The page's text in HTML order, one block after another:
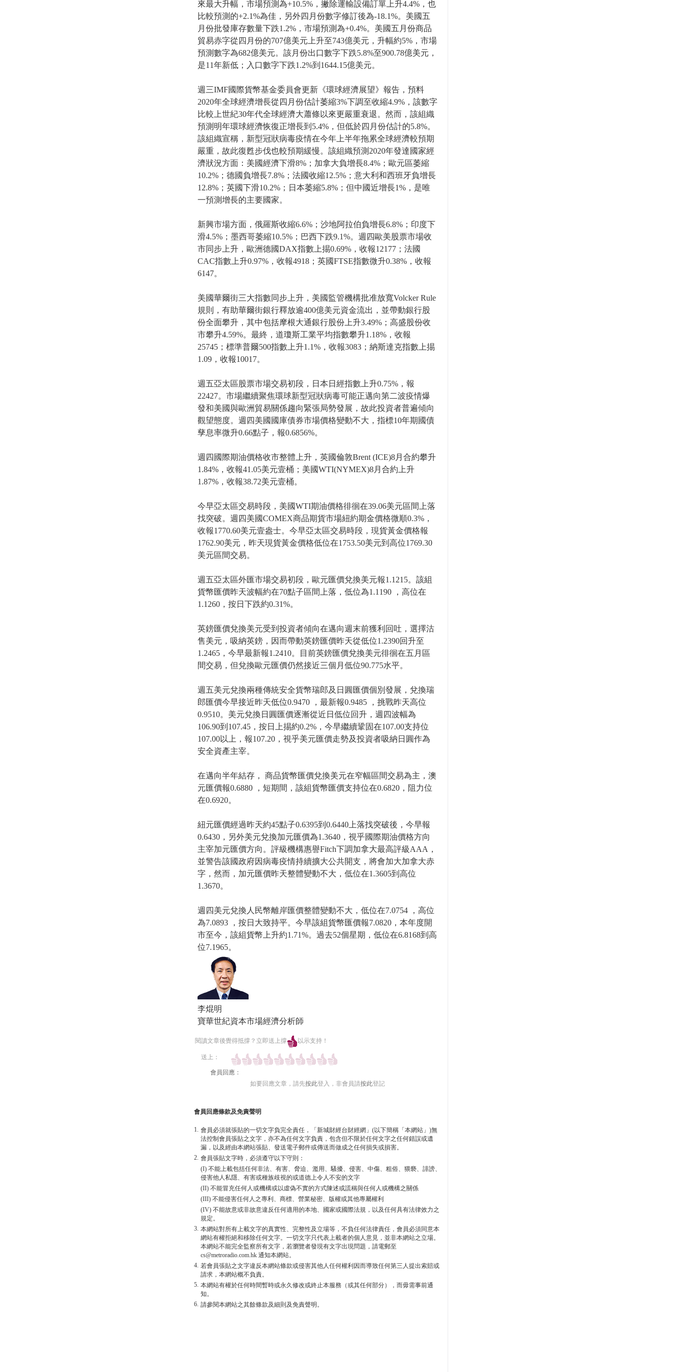
來最大升幅，市場預測為+10.5%，撇除運輸設備訂單上升4.4%，也
比較預測的+2.1%為佳，另外四月份數字修訂後為-18.1%。美國五
月份批發庫存數量下跌1.2%，市場預測為+0.4%。美國五月份商品
貿易赤字從四月份的707億美元上升至743億美元，升幅約5%，市場
預測數字為682億美元。該月份出口數字下跌5.8%至900.78億美元，
是11年新低；入口數字下跌1.2%到1644.15億美元。
週三IMF國際貨幣基金委員會更新《環球經濟展望》報告，預料
2020年全球經濟增長從四月份估計萎縮3%下調至收縮4.9%，該數字
比較上世紀30年代全球經濟大蕭條以來更嚴重衰退。然而，該組織
預測明年環球經濟恢復正增長到5.4%，但低於四月份估計的5.8%。
該組織宣稱，新型冠狀病毒疫情在今年上半年拖累全球經濟較預期
嚴重，故此復甦步伐也較預期緩慢。該組織預測2020年發達國家經
濟狀況方面：美國經濟下滑8%；加拿大負增長8.4%；歐元區萎縮
10.2%；德國負增長7.8%；法國收縮12.5%；意大利和西班牙負增長
12.8%；英國下滑10.2%；日本萎縮5.8%；但中國近增長1%，是唯
一預測增長的主要國家。
新興市場方面，俄羅斯收縮6.6%；沙地阿拉伯負增長6.8%；印度下
滑4.5%；墨西哥萎縮10.5%；巴西下跌9.1%。週四歐美股票市場收
市同步上升，歐洲德國DAX指數上掦0.69%，收報12177；法國
CAC指數上升0.97%，收報4918；英國FTSE指數微升0.38%，收報
6147。
美國華爾街三大指數同步上升，美國監管機構批准放寬Volcker Rule
規則，有助華爾街銀行釋放逾400億美元資金流出，並帶動銀行股
份全面攀升，其中包括摩根大通銀行股份上升3.49%；高盛股份收
市攀升4.59%。最終，道瓊斯工業平均指數攀升1.18%，收報
25745；標準普爾500指數上升1.1%，收報3083；納斯達克指數上掦
1.09，收報10017。
週五亞太區股票市場交易初段，日本日經指數上升0.75%，報
22427。市場繼續聚焦環球新型冠狀病毒可能正邁向第二波疫情爆
發和美國與歐洲貿易關係趨向緊張局勢發展，故此投資者普遍傾向
觀望態度。週四美國國庫債券市場價格變動不大，指標10年期國債
孳息率微升0.66點子，報0.6856%。
週四國際期油價格收市整體上升，英國倫敦Brent (ICE)8月合約攀升
1.84%，收報41.05美元壹桶；美國WTI(NYMEX)8月合約上升
1.87%，收報38.72美元壹桶。
今早亞太區交易時段，美國WTI期油價格徘徊在39.06美元區間上落
找突破。週四美國COMEX商品期貨市場紐約期金價格微順0.3%，
收報1770.60美元壹盎士。今早亞太區交易時段，現貨黃金價格報
1762.90美元，昨天現貨黃金價格低位在1753.50美元到高位1769.30
美元區間交易。
週五亞太區外匯市場交易初段，歐元匯價兌換美元報1.1215。該組
貨幣匯價昨天波幅約在70點子區間上落，低位為1.1190 ，高位在
1.1260，按日下跌約0.31%。
英鎊匯價兌換美元受到投資者傾向在邁向週末前獲利回吐，選擇沽
售美元，吸納英鎊，因而帶動英鎊匯價昨天從低位1.2390回升至
1.2465，今早最新報1.2410。目前英鎊匯價兌換美元徘徊在五月區
間交易，但兌換歐元匯價仍然接近三個月低位90.775水平。
週五美元兌換兩種傳統安全貨幣瑞郎及日圓匯價個別發展，兌換瑞
郎匯價今早接近昨天低位0.9470 ，最新報0.9485 ，挑戰昨天高位
0.9510。美元兌換日圓匯價逐漸從近日低位回升，週四波幅為
106.90到107.45，按日上掦約0.2%，今早繼續鞏固在107.00支持位
107.00以上，報107.20，視乎美元匯價走勢及投資者吸納日圓作為
安全資產主宰。
在邁向半年結存， 商品貨幣匯價兌換美元在窄幅區間交易為主，澳
元匯價報0.6880 ，短期間，該組貨幣匯價支持位在0.6820，阻力位
在0.6920。
紐元匯價經過昨天約45點子0.6395到0.6440上落找突破後，今早報
0.6430，另外美元兌換加元匯價為1.3640，視乎國際期油價格方向
主宰加元匯價方向。評級機構惠譽Fitch下調加拿大最高評級AAA，
並警告該國政府因病毒疫情持續擴大公共開支，將會加大加拿大赤
字，然而，加元匯價昨天整體變動不大，低位在1.3605到高位
1.3670。
週四美元兌換人民幣離岸匯價整體變動不大，低位在7.0754 ，高位
為7.0893 ，按日大致持平。今早該組貨幣匯價報7.0820，本年度開
市至今，該組貨幣上升約1.71%。過去52個星期，低位在6.8168到高
位7.1965。
李焜明
寶華世紀資本市場經濟分析師
閱讀文章後覺得抵撐？立即送上撐 以示支持！
送上：
會員回應：
如要回應文章，請先按此登入，非會員請按此登記
會員回應條款及免責聲明
1. 會員必須就張貼的一切文字負完全責任，「新城財經台財經網」(以下簡稱「本網站」)無
法控制會員張貼之文字，亦不為任何文字負責，包含但不限於任何文字之任何錯誤或遺
漏，以及經由本網站張貼、發送電子郵件或傳送而做成之任何損失或損害。
2. 會員張貼文字時，必須遵守以下守則：
(I) 不能上載包括任何非法、有害、脅迫、濫用、騷擾、侵害、中傷、粗俗、猥褻、誹謗、
侵害他人私隱、有害或種族歧視的或道德上令人不安的文字
(II) 不能冒充任何人或機構或以虛偽不實的方式陳述或謊稱與任何人或機構之關係
(III) 不能侵害任何人之專利、商標、營業秘密、版權或其他專屬權利
(IV) 不能故意或非故意違反任何適用的本地、國家或國際法規，以及任何具有法律效力之
規定。
3. 本網站對所有上載文字的真實性、完整性及立場等，不負任何法律責任，會員必須同意本
網站有權拒絕和移除任何文字。一切文字只代表上載者的個人意見，並非本網站之立場。
本網站不能完全監察所有文字，若瀏覽者發現有文字出現問題，請電郵至
cs@metroradio.com.hk 通知本網站。
4. 若會員張貼之文字違反本網站條款或侵害其他人任何權利因而導致任何第三人提出索賠或
請求，本網站概不負責。
5. 本網站有權於任何時間暫時或永久修改或終止本服務（或其任何部分），而毋需事前通
知。
6. 請參閱本網站之其餘條款及細則及免責聲明。